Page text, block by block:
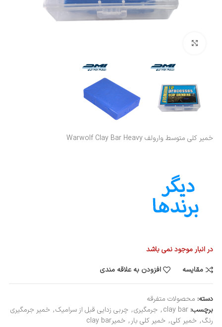
خمیر کلی متوسط وارولف Warwolf Clay Bar Heavy
در انبار موجود نمی باشد
مقایسه
افزودن به علاقه مندی
دسته: محصولات متفرقه
برچسب: clay bar
, جرمگیری, چربی زدایی قبل از سرامیک, خمیر جرمگیری
رنگ, خمیر کلی, خمیر کلی بار, خمیرclay bar